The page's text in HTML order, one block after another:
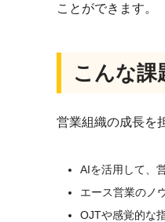
ことができます。
こんな課
営業組織の成長を
AIを活用して、
エース営業のノ
OJTや感覚的な